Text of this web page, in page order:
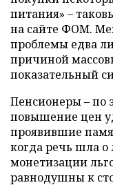
питания» –
на сайте ФОМ.
проблемы едва
причиной
показательный
Пенсионеры – по
повышение цен
проявившие
когда речь шла о
монетизации
равнодушны к